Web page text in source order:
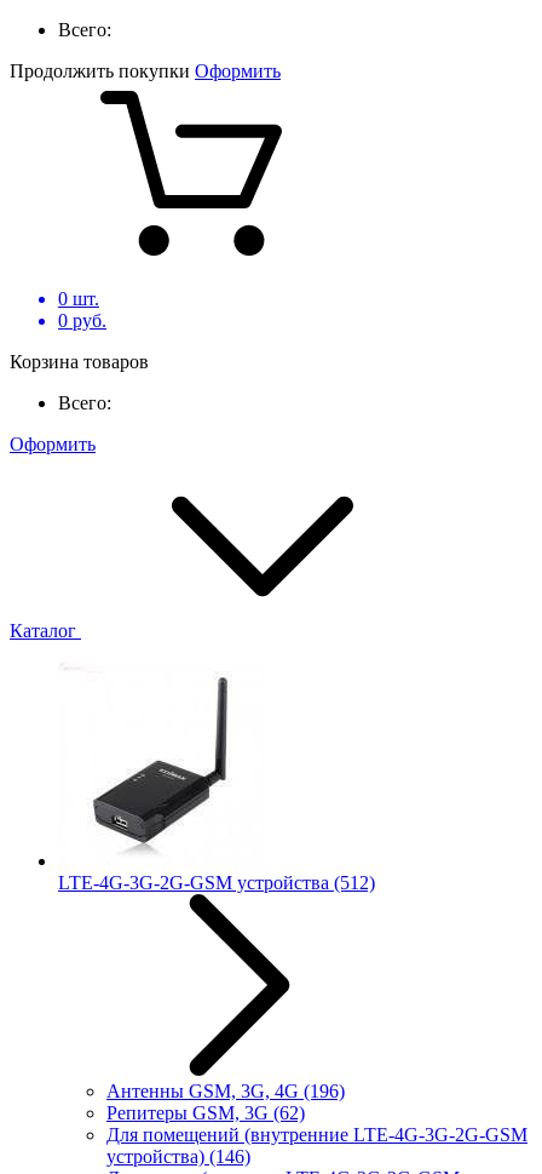
Всего:
Продолжить покупки Оформить
0 шт.
0 руб.
Корзина товаров
Всего:
Оформить
Каталог
LTE-4G-3G-2G-GSM устройства (512)
Антенны GSM, 3G, 4G (196)
Репитеры GSM, 3G (62)
Для помещений (внутренние LTE-4G-3G-2G-GSM
устройства) (146)